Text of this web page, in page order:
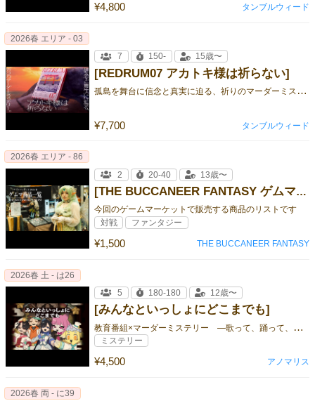
¥4,800 タンブルウィード
[REDRUM07 アカトキ様は祈らない]
孤
島を舞台に信念と真実に迫る、祈りのマーダーミステリー。
¥7,700
2026春 エリア - 03
7
150- 15歳〜
タンブルウィード
[THE BUCCANEER FANTASY ゲムマ商品一覧]
今回のゲームマーケットで販売する商品のリストです
¥1,500
2026春 エリア - 86
2
20-40 13歳〜
対戦 ファンタジー
THE BUCCANEER FANTASY
[みんなといっしょにどこまでも]
教
育番組×マーダーミステリー —歌って、踊って、推理して。
¥4,500
2026春 土 - は26
5
180-180 12歳〜
ミステリー
アノマリス
2026春 両 - に39